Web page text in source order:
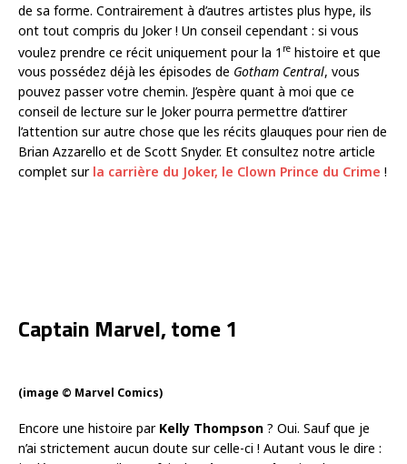
de sa forme. Contrairement à d’autres artistes plus hype, ils
ont tout compris du Joker ! Un conseil cependant : si vous
voulez prendre ce récit uniquement pour la 1 re histoire et que
vous possédez déjà les épisodes de Gotham Central, vous
pouvez passer votre chemin. J’espère quant à moi que ce
conseil de lecture sur le Joker pourra permettre d’attirer
l’attention sur autre chose que les récits glauques pour rien de
Brian Azzarello et de Scott Snyder. Et consultez notre article
complet sur la carrière du Joker, le Clown Prince du Crime !
Captain Marvel, tome 1
(image © Marvel Comics)
Encore une histoire par Kelly Thompson ? Oui. Sauf que je
n’ai strictement aucun doute sur celle-ci ! Autant vous le dire :